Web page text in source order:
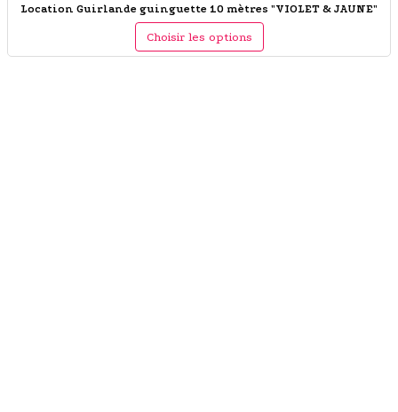
Location Guirlande guinguette 10 mètres "VIOLET & JAUNE"
Choisir les options